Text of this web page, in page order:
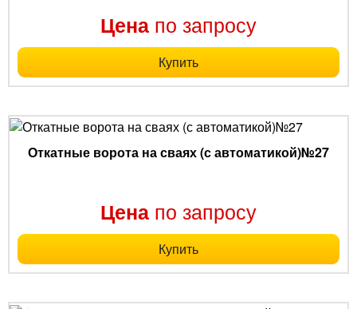
Цена по запросу
Купить
Откатные ворота на сваях (с автоматикой)№27
Цена по запросу
Купить